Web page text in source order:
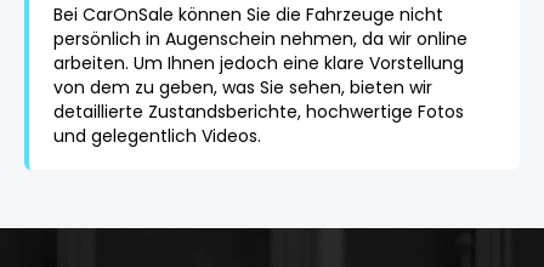
Bei CarOnSale können Sie die Fahrzeuge nicht
persönlich in Augenschein nehmen, da wir online
arbeiten. Um Ihnen jedoch eine klare Vorstellung
von dem zu geben, was Sie sehen, bieten wir
detaillierte Zustandsberichte, hochwertige Fotos
und gelegentlich Videos.